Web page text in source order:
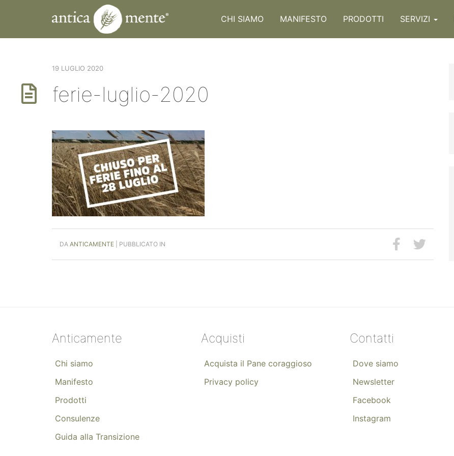
CHI SIAMO MANIFESTO PRODOTTI SERVIZI
19 LUGLIO 2020
ferie-luglio-2020
DA ANTICAMENTE | PUBBLICATO IN
Anticamente
Chi siamo
Manifesto
Prodotti
Consulenze
Guida alla Transizione
Acquisti
Acquista il Pane coraggioso
Privacy policy
Contatti
Dove siamo
Newsletter
Facebook
Instagram